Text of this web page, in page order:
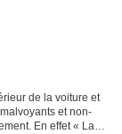
de la voiture et
et non-
En effet « La